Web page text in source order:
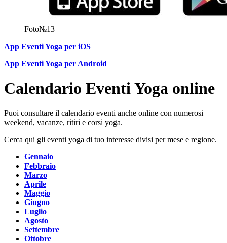
Foto№13
App Eventi Yoga per iOS
App Eventi Yoga per Android
Calendario Eventi Yoga online
Puoi consultare il calendario eventi anche online con numerosi
weekend, vacanze, ritiri e corsi yoga.
Cerca qui gli eventi yoga di tuo interesse divisi per mese e regione.
Gennaio
Febbraio
Marzo
Aprile
Maggio
Giugno
Luglio
Agosto
Settembre
Ottobre